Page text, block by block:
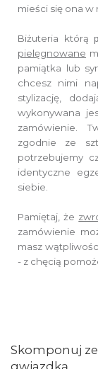
mieści się ona w
Biżuteria którą
pielęgnowane
pamiątka lub
chcesz nimi
stylizację,
wykonywana
zamówienie.
zgodnie ze
potrzebujemy
identyczne
siebie.
Pamiętaj, że
zamówienie
masz
- z chęcią
Skomponuj
gwiazdką